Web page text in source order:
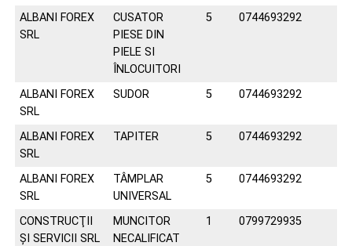
ALBANI FOREX
SRL
CUSATOR
PIESE DIN
PIELE SI
ÎNLOCUITORI
5 0744693292
ALBANI FOREX
SRL
SUDOR 5 0744693292
ALBANI FOREX
SRL
TAPITER 5 0744693292
ALBANI FOREX
SRL
TÂMPLAR
UNIVERSAL
5 0744693292
CONSTRUCŢII
ŞI SERVICII SRL
MUNCITOR
NECALIFICAT
1 0799729935